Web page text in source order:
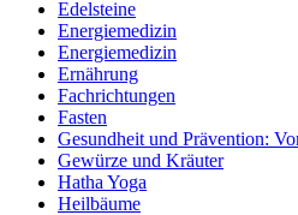
Edelsteine
Energiemedizin
Energiemedizin
Ernährung
Fachrichtungen
Fasten
Gesundheit und Prävention:
Gewürze und Kräuter
Hatha Yoga
Heilbäume